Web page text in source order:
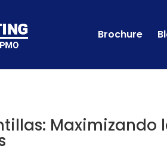
Brochure
Maximizando